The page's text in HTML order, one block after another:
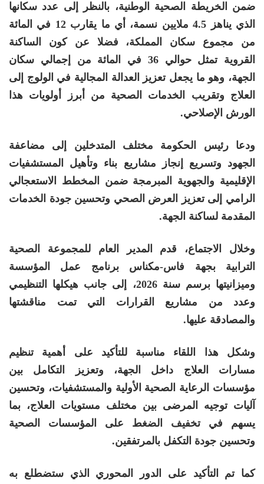
ضمن الخريطة الصحية الوطنية، بالنظر إلى عدد سكانها
الذي يناهز 4.5 ملايين نسمة، أي ما يقارب 12 في المائة
من مجموع سكان المملكة، فضلا عن كون الساكنة
القروية تمثل حوالي 36 في المائة من إجمالي سكان
الجهة، وهو ما يجعل تعزيز العدالة المجالية في الولوج إلى
العلاج وتقريب الخدمات الصحية من أبرز أولويات هذا
الورش الإصلاحي.
ودعا رئيس الحكومة مختلف المتدخلين إلى مضاعفة
الجهود وتسريع إنجاز مشاريع بناء وتأهيل المستشفيات
الإقليمية والجهوية المبرمجة ضمن المخطط الاستعجالي
الرامي إلى تعزيز العرض الصحي وتحسين جودة الخدمات
المقدمة لساكنة الجهة.
وخلال الاجتماع، قدم المدير العام للمجموعة الصحية
الترابية بجهة فاس-مكناس برنامج عمل المؤسسة
وميزانيتها برسم سنة 2026، إلى جانب هيكلها التنظيمي
وعدد من مشاريع القرارات التي تمت مناقشتها
والمصادقة عليها.
وشكل هذا اللقاء مناسبة للتأكيد على أهمية تنظيم
مسارات العلاج داخل الجهة، وتعزيز التكامل بين
مؤسسات الرعاية الصحية الأولية والمستشفيات، وتحسين
آليات توجيه المرضى بين مختلف مستويات العلاج، بما
يسهم في تخفيف الضغط على المؤسسات الصحية
وتحسين جودة التكفل بالمرتفقين.
كما تم التأكيد على الدور المحوري الذي ستضطلع به